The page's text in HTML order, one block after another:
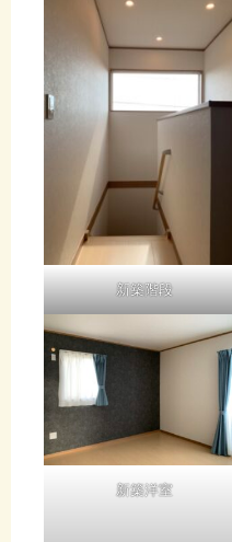
新築階段
新築洋室